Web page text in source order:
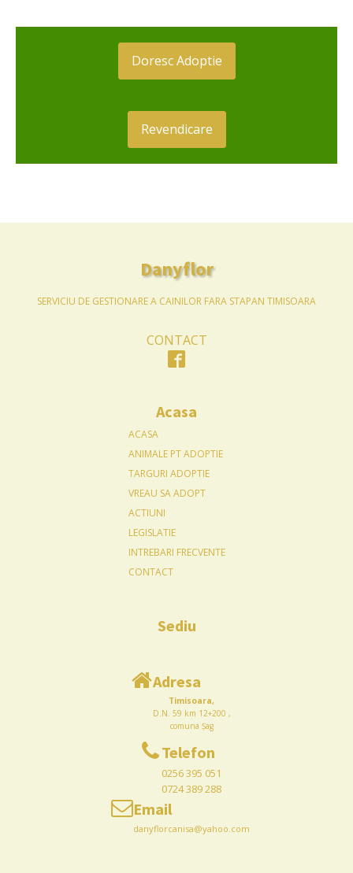
Doresc Adoptie
Revendicare
Danyflor
SERVICIU DE GESTIONARE A CAINILOR FARA STAPAN TIMISOARA
CONTACT
Acasa
ACASA
ANIMALE PT ADOPTIE
TARGURI ADOPTIE
VREAU SA ADOPT
ACTIUNI
LEGISLATIE
INTREBARI FRECVENTE
CONTACT
Sediu
Adresa
Timisoara,
D.N. 59 km 12+200 ,
comuna Șag
Telefon
0256 395 051
0724 389 288
Email
danyflorcanisa@yahoo.com